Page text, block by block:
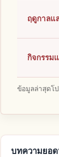
ฤดูกาลแ
กิจกรรม
ข้อมูลล่าสุดโ
บทความยอ